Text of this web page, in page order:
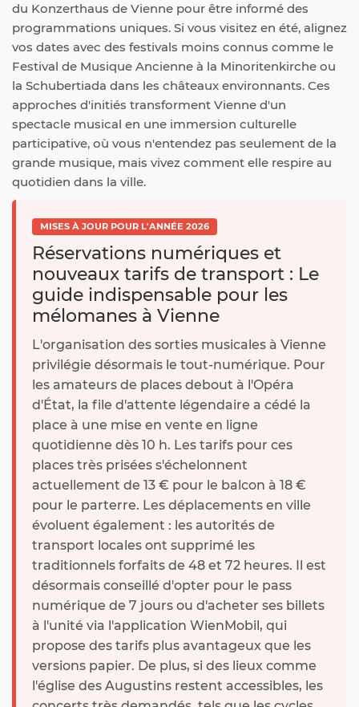
du Konzerthaus de Vienne pour être informé des
programmations uniques. Si vous visitez en été, alignez
vos dates avec des festivals moins connus comme le
Festival de Musique Ancienne à la Minoritenkirche ou
la Schubertiada dans les châteaux environnants. Ces
approches d'initiés transforment Vienne d'un
spectacle musical en une immersion culturelle
participative, où vous n'entendez pas seulement de la
grande musique, mais vivez comment elle respire au
quotidien dans la ville.
MISES À JOUR POUR L'ANNÉE 2026
Réservations numériques et
nouveaux tarifs de transport : Le
guide indispensable pour les
mélomanes à Vienne
L'organisation des sorties musicales à Vienne
privilégie désormais le tout-numérique. Pour
les amateurs de places debout à l'Opéra
d'État, la file d'attente légendaire a cédé la
place à une mise en vente en ligne
quotidienne dès 10 h. Les tarifs pour ces
places très prisées s'échelonnent
actuellement de 13 € pour le balcon à 18 €
pour le parterre. Les déplacements en ville
évoluent également : les autorités de
transport locales ont supprimé les
traditionnels forfaits de 48 et 72 heures. Il est
désormais conseillé d'opter pour le pass
numérique de 7 jours ou d'acheter ses billets
à l'unité via l'application WienMobil, qui
propose des tarifs plus avantageux que les
versions papier. De plus, si des lieux comme
l'église des Augustins restent accessibles, les